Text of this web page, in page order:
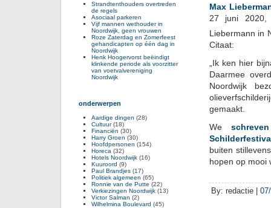
Max
27 juni 2020,
Liebermann in
Citaat:
„Ik ken hier
Daarmee
Noordwijk
gemaakt.
We
buiten
hopen op
By: redactie |
Strandtenthouders overtreden
de regels
Asociaal parkeren
Vijf mannen wethouder in
Noordwijk, geen vrouwen
Roze Zaterdag en Zomerfeest
gehandicapten op één dag in
Noordwijk
Henk Hoogervorst beëindigt
klinkende periode als voorzitter
van voetvalvereniging
Noordwijk
onderwerpen
Aardige dingen (28)
Cultuur(18)
Financiën (30)
Harry Groen (30)
Hoofdpersonen (154)
Horeca (32)
Hotels Noordwijk (16)
Kuuroord (9)
Paul Brandjes (17)
Politiek algemeen (65)
Ronnie van de Putte (22)
Verkiezingen Noordwijk (13)
Victor Salman (2)
Wilhelmina Boulevard (45)